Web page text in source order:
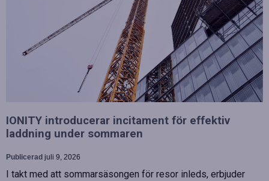
IONITY introducerar incitament för effektiv
laddning under sommaren
Publicerad juli 9, 2026
I takt med att sommarsäsongen för resor inleds, erbjuder